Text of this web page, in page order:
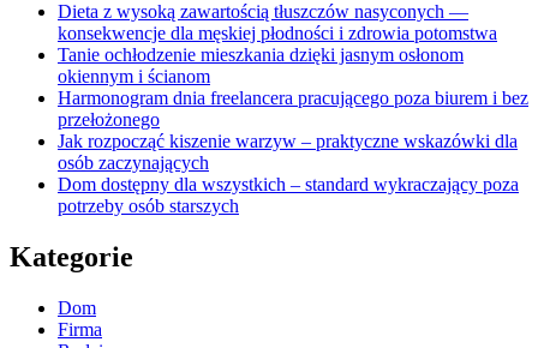
Dieta z wysoką zawartością tłuszczów nasyconych —
konsekwencje dla męskiej płodności i zdrowia potomstwa
Tanie ochłodzenie mieszkania dzięki jasnym osłonom
okiennym i ścianom
Harmonogram dnia freelancera pracującego poza biurem i bez
przełożonego
Jak rozpocząć kiszenie warzyw – praktyczne wskazówki dla
osób zaczynających
Dom dostępny dla wszystkich – standard wykraczający poza
potrzeby osób starszych
Kategorie
Dom
Firma